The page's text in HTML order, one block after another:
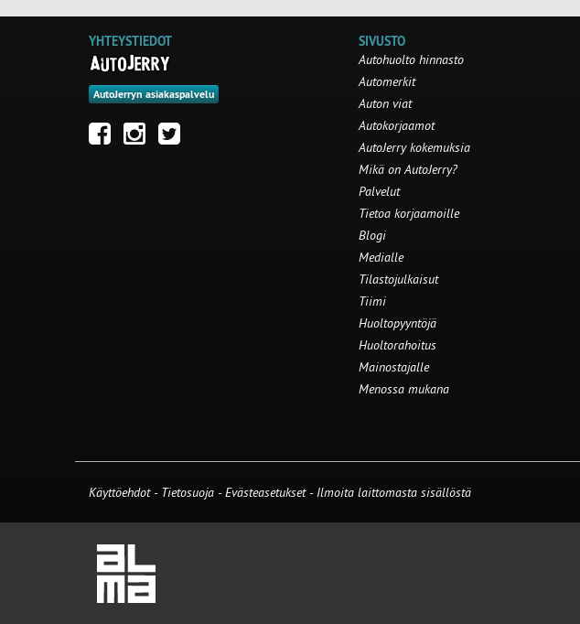
YHTEYSTIEDOT
AutoJerryn asiakaspalvelu
SIVUSTO
Autohuolto hinnasto
Automerkit
Auton viat
Autokorjaamot
AutoJerry kokemuksia
Mikä on AutoJerry?
Palvelut
Tietoa korjaamoille
Blogi
Medialle
Tilastojulkaisut
Tiimi
Huoltopyyntöjä
Huoltorahoitus
Mainostajalle
Menossa mukana
Käyttöehdot - Tietosuoja -Evästeasetukset- Ilmoita laittomasta sisällöstä